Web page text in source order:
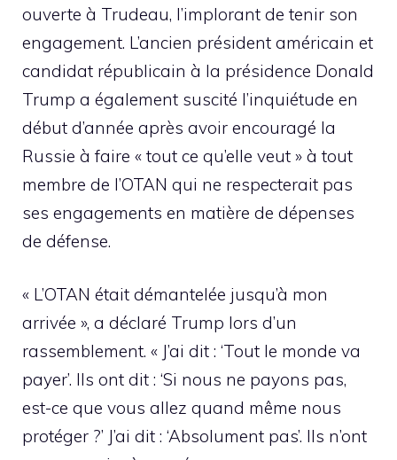
ouverte à Trudeau, l’implorant de tenir son
engagement. L’ancien président américain et
candidat républicain à la présidence Donald
Trump a également suscité l’inquiétude en
début d’année après avoir encouragé la
Russie à faire « tout ce qu’elle veut » à tout
membre de l’OTAN qui ne respecterait pas
ses engagements en matière de dépenses
de défense.
« L’OTAN était démantelée jusqu’à mon
arrivée », a déclaré Trump lors d’un
rassemblement. « J’ai dit : ‘Tout le monde va
payer’. Ils ont dit : ‘Si nous ne payons pas,
est-ce que vous allez quand même nous
protéger ?’ J’ai dit : ‘Absolument pas’. Ils n’ont